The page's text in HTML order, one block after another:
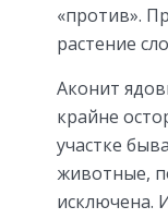
«против».
растение
Аконит
крайне
участке
животные,
исключена.